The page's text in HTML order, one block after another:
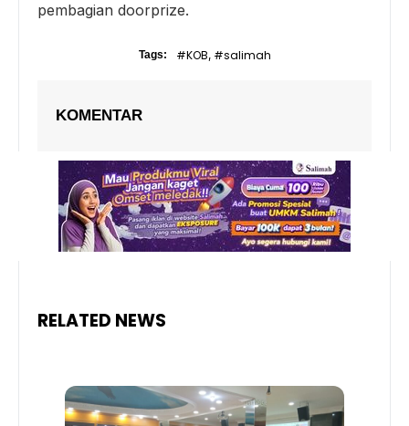
pembagian doorprize.
Tags: #KOB, #salimah
KOMENTAR
RELATED NEWS